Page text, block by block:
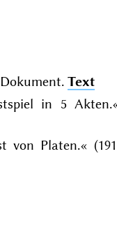
Text
in 5
von Platen.«